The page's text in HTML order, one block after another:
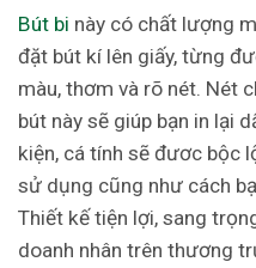
Bút bi này có chất lượng
đặt bút kí lên giấy, từng
màu, thơm và rõ nét. Nét
bút này sẽ giúp bạn in lại
kiện, cá tính sẽ đươc bộc
sử dụng cũng như cách
Thiết kế tiện lợi, sang
doanh nhân trên thương